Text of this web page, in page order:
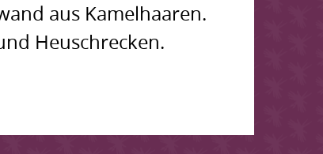
aus Kamelhaaren.
Heuschrecken.